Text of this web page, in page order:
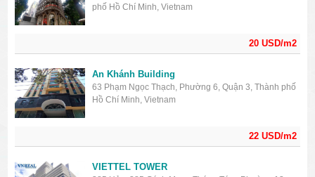
20 USD/m2
phố Hồ Chí Minh, Vietnam
22 USD/m2
An Khánh Building
63 Phạm Ngọc Thạch, Phường 6, Quận 3, Thành phố
Hồ Chí Minh, Vietnam
VIETTEL TOWER